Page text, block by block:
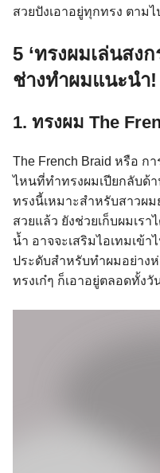
สวยปังเอาอยู่ทุกทรง ตาม
5 ‘ทรงผมเล่นสง
ช่างทำผมแนะนำ!
1. ทรงผม The
The French Braid หรือ ก
ไหนที่ทำทรงผมเปียกลับด้
ทรงนี้เหมาะสำหรับสาวผม
สวยแล้ว ยังช่วยเก็บผมเรา
น้ำ อาจจะเสริมไอเทมเข้า
ประดับสำหรับทำผมอย่าง
ทรงเก๋ๆ ก็เอาอยู่ตลอดทั้งวั